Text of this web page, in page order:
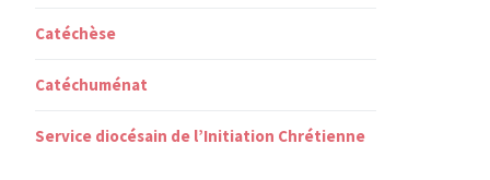
Catéchèse
Catéchuménat
Service diocésain de l’Initiation Chrétienne